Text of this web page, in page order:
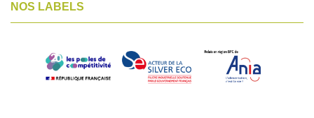
NOS LABELS